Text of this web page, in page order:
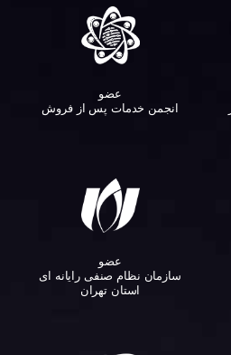
عضو
انجمن خدمات پس از فروش
عضو
سازمان نظام صنفی رایانه ای
استان تهران